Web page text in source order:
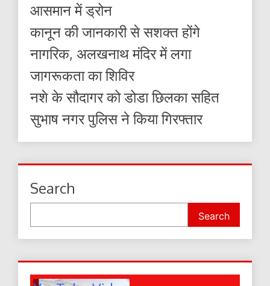
आसमान में ड्रोन
कानून की जानकारी से सशक्त होंगे
नागरिक, अलखनाथ मंदिर में लगा
जागरूकता का शिविर
नशे के सौदागर को डोडा छिलका सहित
सुभाष नगर पुलिस ने किया गिरफ्तार
Search
Search